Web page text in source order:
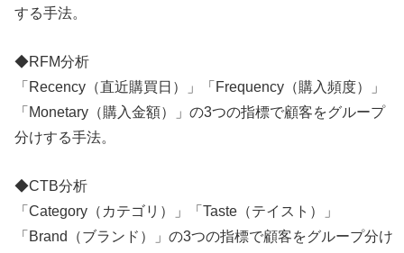
する手法。
◆RFM分析
「Recency（直近購買日）」「Frequency（購入頻度）」
「Monetary（購入金額）」の3つの指標で顧客をグループ
分けする手法。
◆CTB分析
「Category（カテゴリ）」「Taste（テイスト）」
「Brand（ブランド）」の3つの指標で顧客をグループ分け